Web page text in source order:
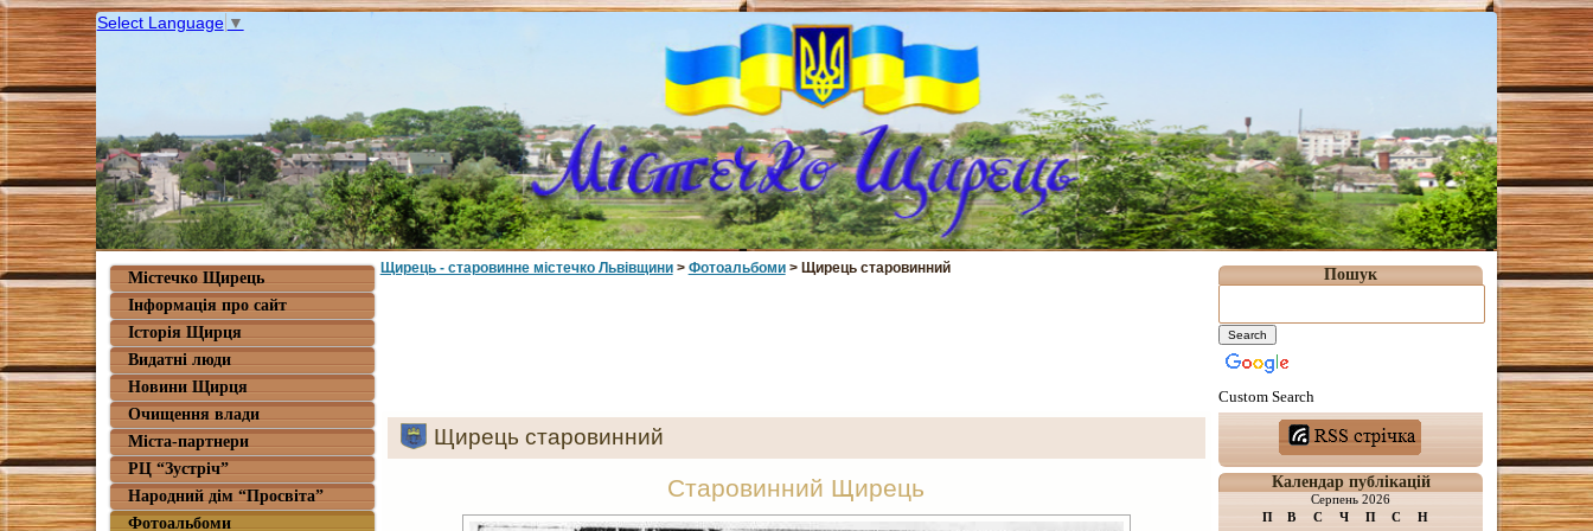
Select Language ▼
Містечко Щирець
Інформація про сайт
Історія Щирця
Видатні люди
Новини Щирця
Очищення влади
Міста-партнери
РЦ “Зустріч”
Народний дім “Просвіта”
Фотоальбоми
Щирець - старовинне мiстечко Львiвщини> Фотоальбоми> Щирець старовинний
Щирець старовинний
Старовинний Щирець
Пошук
Custom Search
Календар публікацій
Серпень 2026
П
В С Ч П С
Н